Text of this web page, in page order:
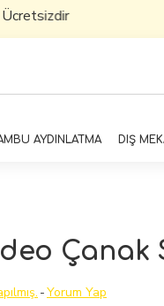
AYDINLATMA DIŞ
Çanak
-Yorum Yap